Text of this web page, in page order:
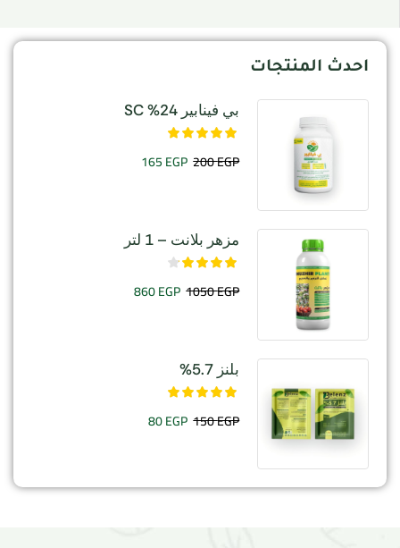
احدث المنتجات
بي فينابير 24% SC
200EGP
165EGP
مزهر بلانت – 1 لتر
1050EGP
860EGP
بلنز 5.7%
150EGP
80EGP